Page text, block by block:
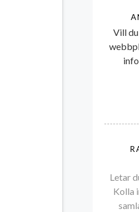
Vill
Letar
Kolla